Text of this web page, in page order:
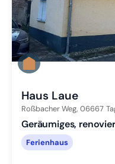
Haus Laue
Roßbacher Weg, 06667
Geräumiges,
Ferienhaus